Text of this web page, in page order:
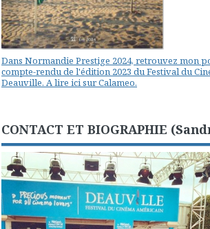
Dans Normandie Prestige 2024, retrouvez mon
compte-rendu de l'édition 2023 du Festival du
Deauville. A lire ici sur Calameo.
CONTACT ET BIOGRAPHIE